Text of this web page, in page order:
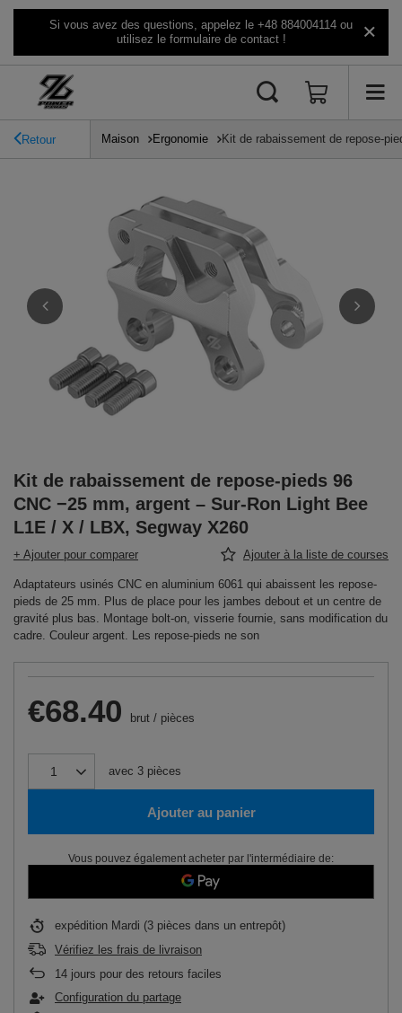
Si vous avez des questions, appelez le +48 884004114 ou
utilisez le formulaire de contact !
Retour Maison Ergonomie Kit de rabaissement de repose-
Kit de rabaissement de repose-pieds 96
CNC −25 mm, argent – Sur-Ron Light Bee
L1E / X / LBX, Segway X260
+ Ajouter pour comparer Ajouter à la liste de courses
Adaptateurs usinés CNC en aluminium 6061 qui abaissent les repose-
pieds de 25 mm. Plus de place pour les jambes debout et un centre de
gravité plus bas. Montage bolt-on, visserie fournie, sans modification du
cadre. Couleur argent. Les repose-pieds ne son
€68.40 brut / pièces
avec 3 pièces
Ajouter au panier
Vous pouvez également acheter par l'intermédiaire de:
expédition Mardi (3 pièces dans un entrepôt)
Vérifiez les frais de livraison
14 jours pour des retours faciles
Configuration du partage